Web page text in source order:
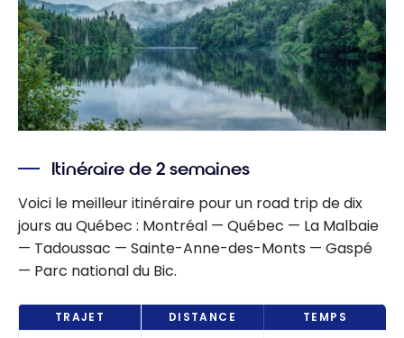
Itinéraire de 2 semaines
Voici le meilleur itinéraire pour un road trip de dix
jours au Québec : Montréal — Québec — La Malbaie
— Tadoussac — Sainte-Anne-des-Monts — Gaspé
— Parc national du Bic.
TRAJET DISTANCE TEMPS